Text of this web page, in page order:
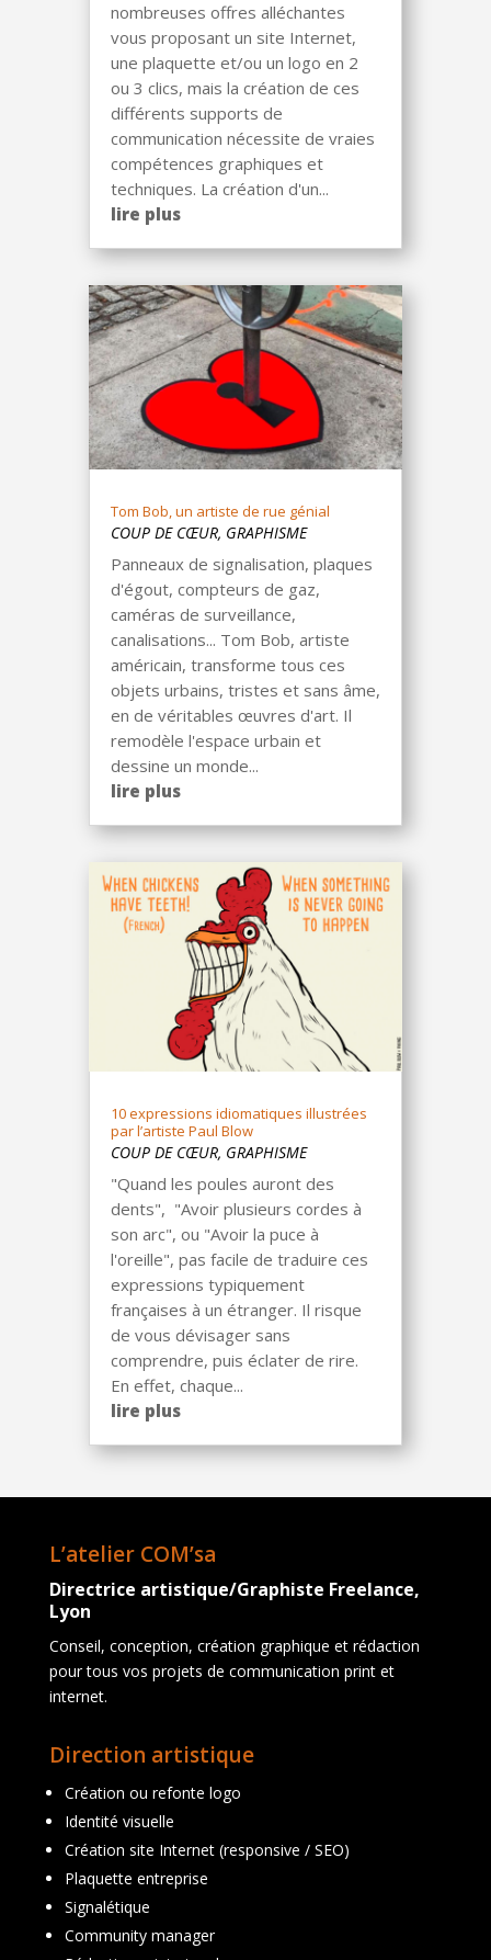
nombreuses offres alléchantes
vous proposant un site Internet,
une plaquette et/ou un logo en 2
ou 3 clics, mais la création de ces
différents supports de
communication nécessite de vraies
compétences graphiques et
techniques. La création d'un...
lire plus
Tom Bob, un artiste de rue génial
COUP DE CŒUR, GRAPHISME
Panneaux de signalisation, plaques
d'égout, compteurs de gaz,
caméras de surveillance,
canalisations... Tom Bob, artiste
américain, transforme tous ces
objets urbains, tristes et sans âme,
en de véritables œuvres d'art. Il
remodèle l'espace urbain et
dessine un monde...
lire plus
10 expressions idiomatiques illustrées
par l’artiste Paul Blow
COUP DE CŒUR, GRAPHISME
"Quand les poules auront des
dents", "Avoir plusieurs cordes à
son arc", ou "Avoir la puce à
l'oreille", pas facile de traduire ces
expressions typiquement
françaises à un étranger. Il risque
de vous dévisager sans
comprendre, puis éclater de rire.
En effet, chaque...
lire plus
L’atelier COM’sa
Directrice artistique/Graphiste Freelance,
Lyon
Conseil, conception, création graphique et rédaction
pour tous vos projets de communication print et
internet.
Direction artistique
Création ou refonte logo
Identité visuelle
Création site Internet (responsive / SEO)
Plaquette entreprise
Signalétique
Community manager